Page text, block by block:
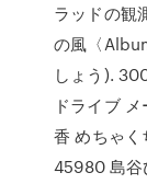
ラッドの観
の風〈
しょう).
ドライブ
香 めちゃ
45980 島谷